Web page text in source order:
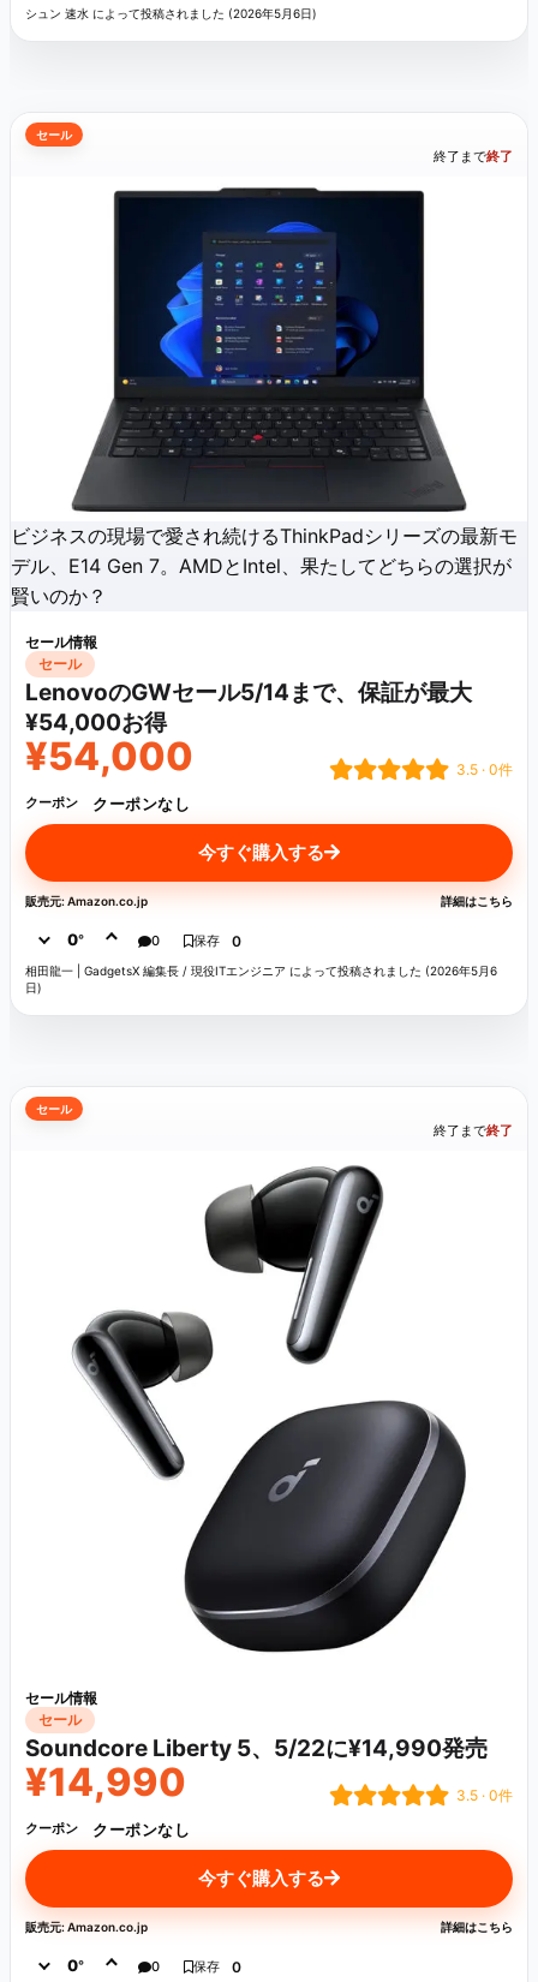
シュン 速水 によって投稿されました (2026年5月6日)
セール
終了まで終了
ビジネスの現場で愛され続けるThinkPadシリーズの最新モ
デル、E14 Gen 7。AMDとIntel、果たしてどちらの選択が
賢いのか？
セール情報
セール
LenovoのGWセール5/14まで、保証が最大
¥54,000お得
¥54,000 3.5 · 0件
クーポン クーポンなし
今すぐ購入する
販売元: Amazon.co.jp 詳細はこちら
0° 0 保存 0
相田龍一 | GadgetsX 編集長 / 現役ITエンジニア によって投稿されました (2026年5月6
日)
セール
終了まで終了
セール情報
セール
Soundcore Liberty 5、5/22に¥14,990発売
¥14,990 3.5 · 0件
クーポン クーポンなし
今すぐ購入する
販売元: Amazon.co.jp 詳細はこちら
0° 0 保存 0